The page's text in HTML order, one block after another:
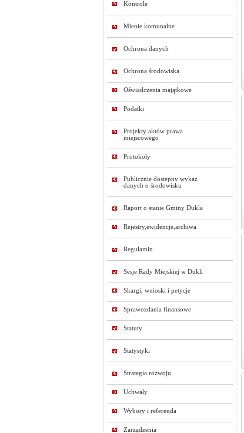
Kontrole
Mienie komunalne
Ochrona danych
Ochrona środowiska
Oświadczenia majątkowe
Podatki
Projekty aktów prawa
miejscowego
Protokoły
Publicznie dostepny wykaz
danych o środowisku
Raport o stanie Gminy Dukla
Rejestry,ewidencje,archiwa
Regulamin
Sesje Rady Miejskiej w Dukli
Skargi, wnioski i petycje
Sprawozdania finansowe
Statuty
Statystyki
Strategia rozwoju
Uchwały
Wybory i referenda
Zarządzenia